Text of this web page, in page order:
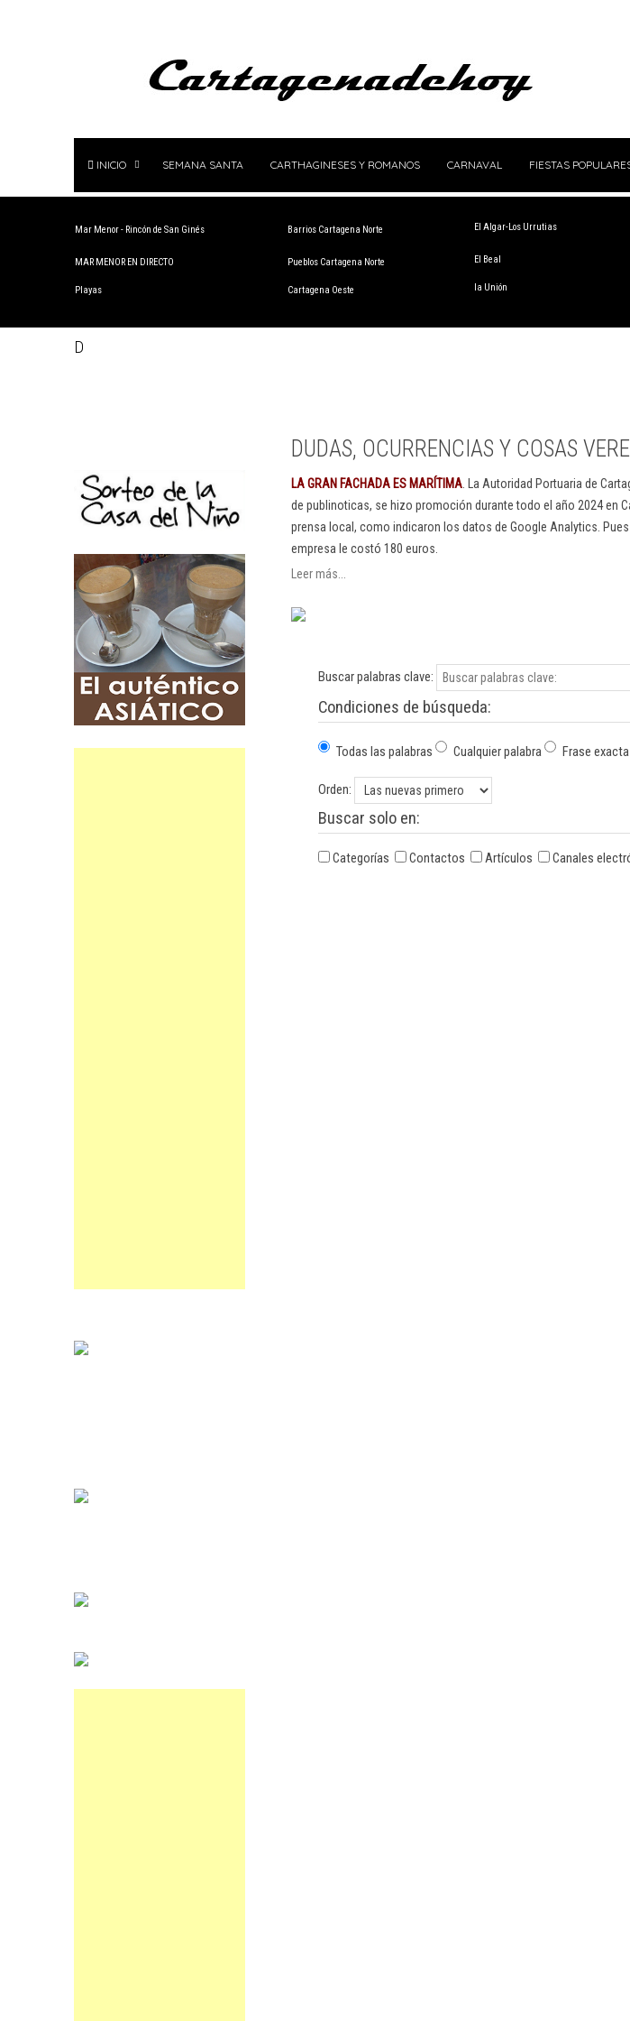
INICIO SEMANA SANTA CARTHAGINESES Y ROMANOS CARNAVAL FIESTAS
Mar Menor - Rincón de San Ginés
MAR MENOR EN DIRECTO
Playas
Barrios Cartagena Norte
Pueblos Cartagena Norte
Cartagena Oeste
El Algar-Los Urrutias
El Beal
la Unión
D
DUDAS, OCURRENCIAS Y COSAS
LA GRAN FACHADA ES MARÍTIMA . La Autoridad Portuaria de
de publinoticas, se hizo promoción durante todo el año 2024 en
prensa local, como indicaron los datos de Google Analytics.
empresa le costó 180 euros.
Leer más...
Buscar palabras clave:
Condiciones de búsqueda:
Todas las palabras Cualquier palabra Frase exacta
Orden:
Buscar solo en:
Categorías Contactos Artículos Canales